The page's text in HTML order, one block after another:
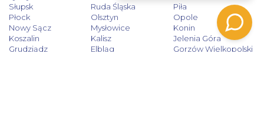
Słupsk
Ruda Śląska
Piła
Płock
Olsztyn
Opole
Nowy Sącz
Mysłowice
Konin
Koszalin
Kalisz
Jelenia Góra
Grudziądz
Elbląg
Gorzów Wielkopolski